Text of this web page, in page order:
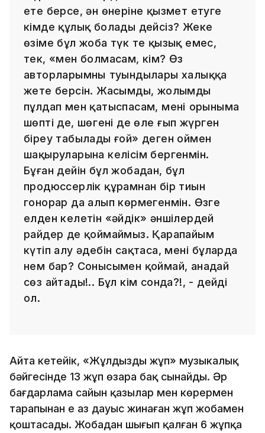
ете берсе, ән өнеріне қызмет етуге
кімде құлық болады дейсіз? Жеке
өзіме бұл жоба түк те қызық емес,
тек, «мен болмасам, кім? Өз
авторларымның туындылары халыққа
жете берсін. Жасымды, жолымды
пұлдап мен қатыспасам, менің орыныма
шөпті де, шөңгені де өлең ғып жүрген
біреу табылады ғой» деген оймен
шақыруларына келісім бергенмін.
Бұған дейін бұл жобадан, бұл
продюссерлік құрамнан бір тиын
гонорар да алып көрмегенмін. Өзге
елден келетін «әйдік» әншілердей
райдер де қоймаймыз. Қарапайым
күтіп алу әдебін сақтаса, менің бұларда
нем бар? Сонысымен қоймай, анадай
сөз айтады!.. Бұл кім сонда?!, - дейді
ол.
Айта кетейік, «Жұлдызды жұп» музыкалық
бәйгесінде 13 жұп өзара бақ сынайды. Әр
бағдарлама сайын қазылар мен көрермен
тарапынан ең аз дауыс жинаған жұп жобамен
қоштасады. Жобадан шығып қалған 6 жұпқа